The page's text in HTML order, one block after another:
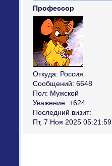
Профессор
Откуда: Россия
Сообщений: 6648
Пол: Мужской
Уважение: +624
Последний визит:
Пт, 7 Ноя 2025 05:21:59